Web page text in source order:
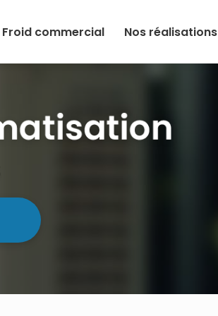
Froid commercial Nos réalisations
Climatisation
Ventilation